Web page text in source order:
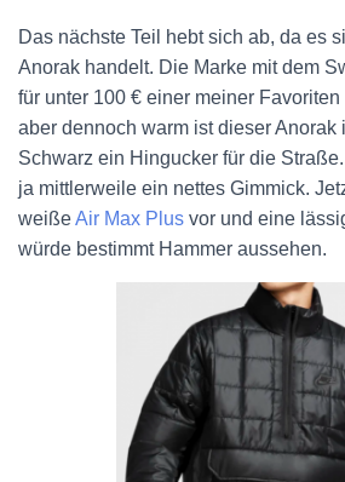
Das nächste Teil hebt sich ab, da es
Anorak handelt. Die Marke mit dem
für unter 100 € einer meiner
aber dennoch warm ist dieser Anorak
Schwarz ein Hingucker für die
ja mittlerweile ein nettes Gimmick.
weißeAir Max Plus vor und eine
würde bestimmt Hammer aussehen.